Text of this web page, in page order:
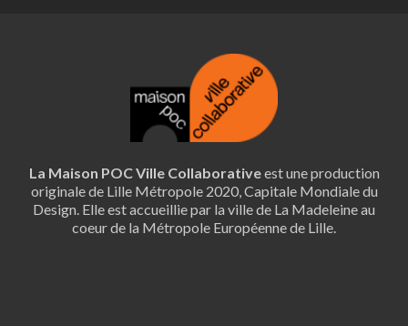
La Maison POC Ville Collaborativeest une production
originale de Lille Métropole 2020, Capitale Mondiale du
Design. Elle est accueillie par la ville de La Madeleine au
coeur de la Métropole Européenne de Lille.